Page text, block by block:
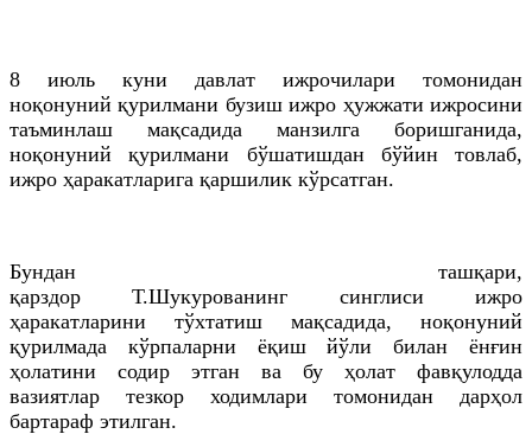
8 июль куни давлат ижрочилари томонидан
ноқонуний қурилмани бузиш ижро ҳужжати ижросини
таъминлаш мақсадида манзилга боришганида,
ноқонуний қурилмани бўшатишдан бўйин товлаб,
ижро ҳаракатларига қаршилик кўрсатган.
Бундан ташқари,
қарздорТ.Шукурованинг синглиси ижро
ҳаракатларини тўхтатиш мақсадида, ноқонуний
қурилмада кўрпаларни ёқиш йўли билан ёнғин
ҳолатини содир этган ва бу ҳолат фавқулодда
вазиятлар тезкор ходимлари томонидан дарҳол
бартараф этилган.